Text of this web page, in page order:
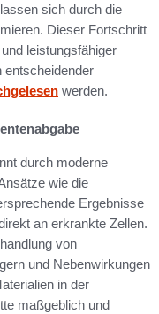
sich durch die
Dieser Fortschritt
leistungsfähiger
entscheidender
werden.
durch moderne
wie die
Ergebnisse
an erkrankte Zellen.
von
und Nebenwirkungen
in der
maßgeblich und